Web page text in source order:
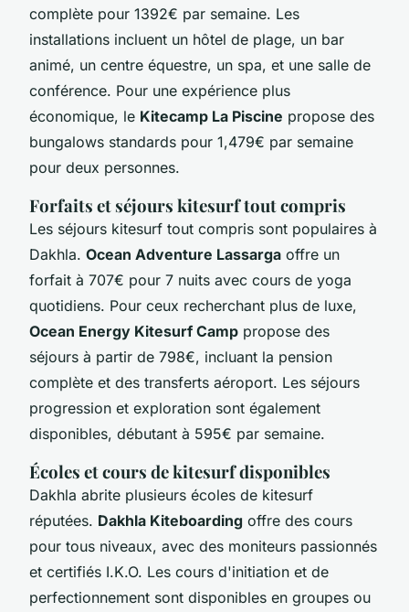
complète pour 1392€ par semaine. Les
installations incluent un hôtel de plage, un bar
animé, un centre équestre, un spa, et une salle de
conférence. Pour une expérience plus
économique, le Kitecamp La Piscine propose des
bungalows standards pour 1,479€ par semaine
pour deux personnes.
Forfaits et séjours kitesurf tout compris
Les séjours kitesurf tout compris sont populaires à
Dakhla. Ocean Adventure Lassarga offre un
forfait à 707€ pour 7 nuits avec cours de yoga
quotidiens. Pour ceux recherchant plus de luxe,
Ocean Energy Kitesurf Camp propose des
séjours à partir de 798€, incluant la pension
complète et des transferts aéroport. Les séjours
progression et exploration sont également
disponibles, débutant à 595€ par semaine.
Écoles et cours de kitesurf disponibles
Dakhla abrite plusieurs écoles de kitesurf
réputées. Dakhla Kiteboarding offre des cours
pour tous niveaux, avec des moniteurs passionnés
et certifiés I.K.O. Les cours d'initiation et de
perfectionnement sont disponibles en groupes ou